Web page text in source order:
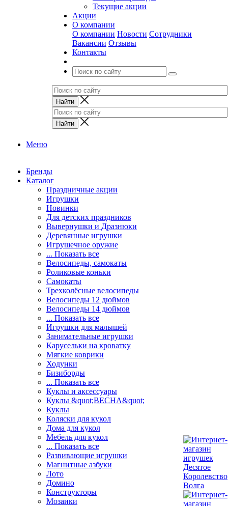
Текущие акции
Акции
О компании
О компании Новости Сотрудники
Вакансии Отзывы
Контакты
Меню
Бренды
Каталог
Праздничные акции
Игрушки
Новинки
Для детских праздников
Вывернушки и Дразнюки
Деревянные игрушки
Игрушечное оружие
... Показать все
Велосипеды, самокаты
Роликовые коньки
Самокаты
Трехколёсные велосипеды
Велосипеды 12 дюймов
Велосипеды 14 дюймов
... Показать все
Игрушки для малышей
Занимательные игрушки
Карусельки на кроватку
Мягкие коврики
Ходунки
Бизиборды
... Показать все
Куклы и аксессуары
Куклы &quot;ВЕСНА&quot;
Куклы
Коляски для кукол
Дома для кукол
Мебель для кукол
... Показать все
Развивающие игрушки
Магнитные азбуки
Лото
Домино
Конструкторы
Мозаики